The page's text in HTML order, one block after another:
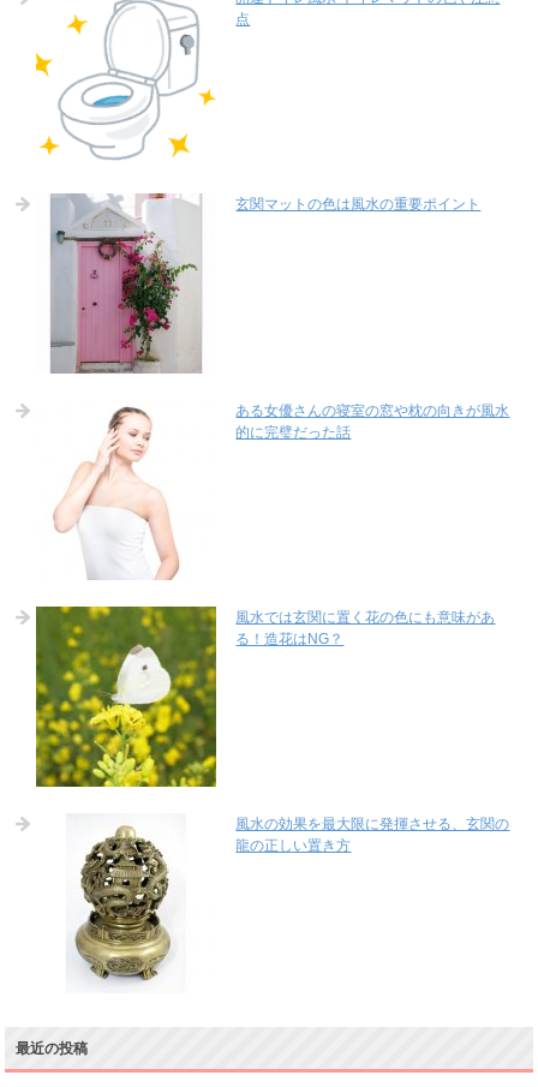
点
玄関マットの色は風水の重要ポイント
ある女優さんの寝室の窓や枕の向きが風水
的に完璧だった話
風水では玄関に置く花の色にも意味があ
る！造花はNG？
風水の効果を最大限に発揮させる、玄関の
龍の正しい置き方
最近の投稿